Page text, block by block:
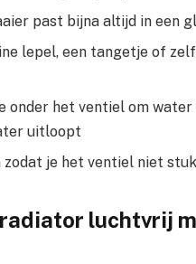
past bijna altijd in een
lepel, een tangetje of
onder het ventiel om
uitloopt
je het ventiel niet
luchtvrij